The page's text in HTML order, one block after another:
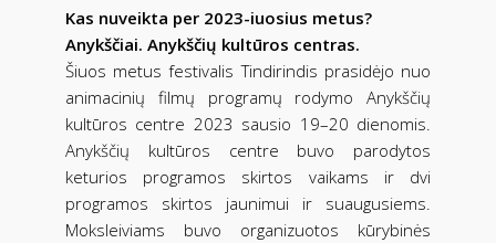
Kas nuveikta per 2023-iuosius metus?
Anykščiai. Anykščių kultūros centras.
Šiuos metus festivalis Tindirindis prasidėjo nuo
animacinių filmų programų rodymo Anykščių
kultūros centre 2023 sausio 19–20 dienomis.
Anykščių kultūros centre buvo parodytos
keturios programos skirtos vaikams ir dvi
programos skirtos jaunimui ir suaugusiems.
Moksleiviams buvo organizuotos kūrybinės